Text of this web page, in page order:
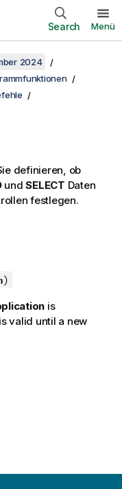
Search Menü
2024
definieren, ob
undSELECT Daten
festlegen.
)
is
valid until a new